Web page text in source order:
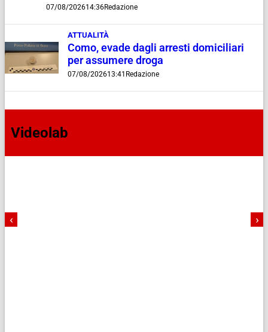
07/08/202614:36Redazione
ATTUALITÀ
Como, evade dagli arresti domiciliari
per assumere droga
07/08/202613:41 Redazione
Videolab
‹ ›